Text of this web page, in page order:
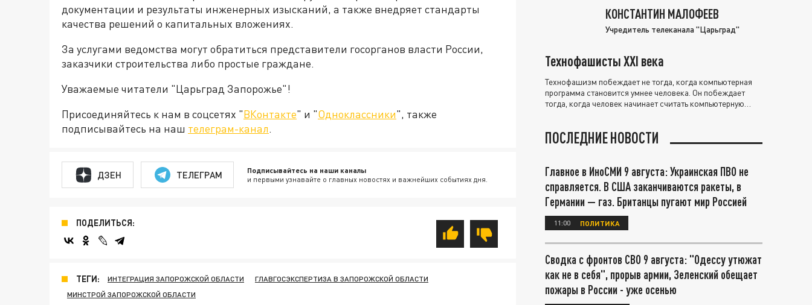
документации и результаты инженерных изысканий, а также внедряет стандарты
качества решений о капитальных вложениях.
За услугами ведомства могут обратиться представители госорганов власти России,
заказчики строительства либо простые граждане.
Уважаемые читатели "Царьград Запорожье"!
Присоединяйтесь к нам в соцсетях "ВКонтакте" и "Одноклассники", также
подписывайтесь на наш телеграм-канал.
ДЗЕН ТЕЛЕГРАМ Подписывайтесь на наши каналы
и первыми узнавайте о главных новостях и важнейших событиях дня.
ПОДЕЛИТЬСЯ:
ТЕГИ: ИНТЕГРАЦИЯ ЗАПОРОЖСКОЙ ОБЛАСТИ
ГЛАВГОСЭКСПЕРТИЗА В ЗАПОРОЖСКОЙ ОБЛАСТИ
МИНСТРОЙ ЗАПОРОЖСКОЙ ОБЛАСТИ
КОНСТАНТИН МАЛОФЕЕВ
Учредитель телеканала "Царьград"
Технофашисты XXI века
Технофашизм побеждает не тогда, когда компьютерная
программа становится умнее человека. Он побеждает
тогда, когда человек начинает считать компьютерную
ПОСЛЕДНИЕ НОВОСТИ
Главное в ИноСМИ 9 августа: Украинская ПВО не
справляется. В США заканчиваются ракеты, в
Германии — газ. Британцы пугают мир Россией
11:00 ПОЛИТИКА
Сводка с фронтов СВО 9 августа: "Одессу утюжат
как не в себя", прорыв армии, Зеленский обещает
пожары в России - уже осенью